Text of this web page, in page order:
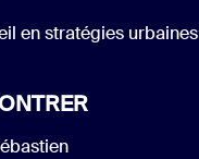
en stratégies urbaines